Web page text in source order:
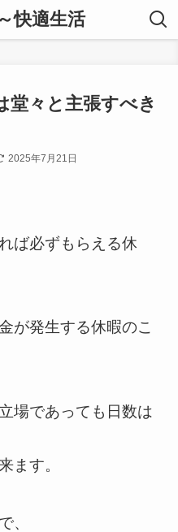
快適生活
堂々と主張すべき
2025年7月21日
ば必ずもらえる休
が発生する休暇のこ
場であっても日数は
ます。
、